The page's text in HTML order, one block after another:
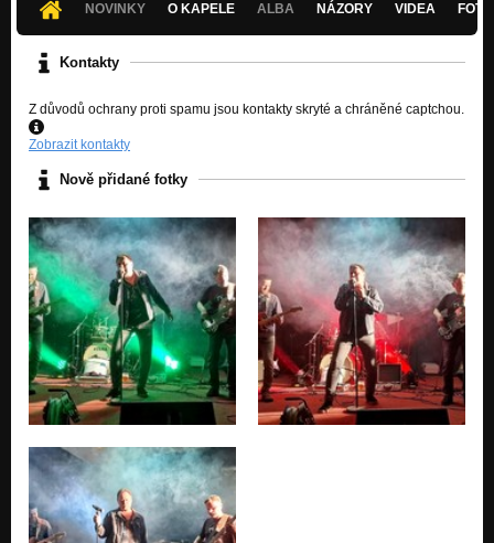
NOVINKY O KAPELE ALBA NÁZORY VIDEA
Kontakty
Z důvodů ochrany proti spamu jsou kontakty skryté a chráněné captchou.
Zobrazit kontakty
Nově přidané fotky